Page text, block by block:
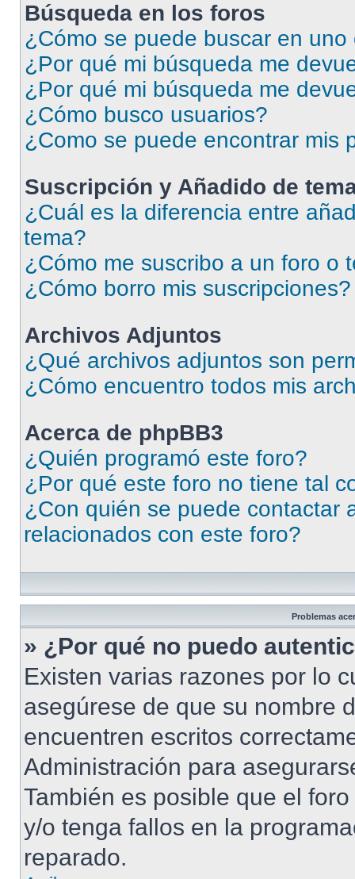
Búsqueda en los foros
¿Cómo se puede buscar en uno
¿Por qué mi búsqueda me
¿Por qué mi búsqueda me
¿Cómo busco usuarios?
¿Como se puede encontrar mis
Suscripción y Añadido de
¿Cuál es la diferencia entre
tema?
¿Cómo me suscribo a un foro o
¿Cómo borro mis suscripciones?
Archivos Adjuntos
¿Qué archivos adjuntos son
¿Cómo encuentro todos mis
Acerca de phpBB3
¿Quién programó este foro?
¿Por qué este foro no tiene tal
¿Con quién se puede contactar
relacionados con este foro?
Problemas
» ¿Por qué no puedo
Existen varias razones por lo
asegúrese de que su nombre
encuentren escritos
Administración para
También es posible que el
y/o tenga fallos en la
reparado.